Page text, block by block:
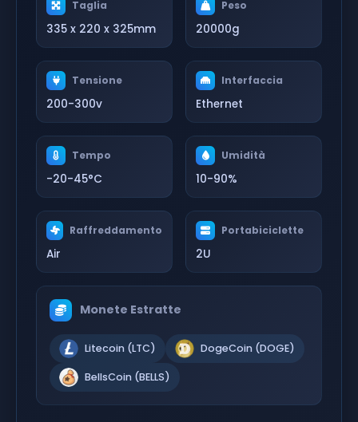
Taglia
335 x 220 x 325mm
Peso
20000g
Tensione
200-300v
Interfaccia
Ethernet
Tempo
-20-45°C
Umidità
10-90%
Raffreddamento
Air
Portabiciclette
2U
Monete Estratte
Litecoin (LTC) DogeCoin (DOGE)
BellsCoin (BELLS)